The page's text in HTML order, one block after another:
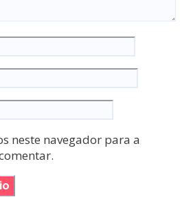
neste navegador para a